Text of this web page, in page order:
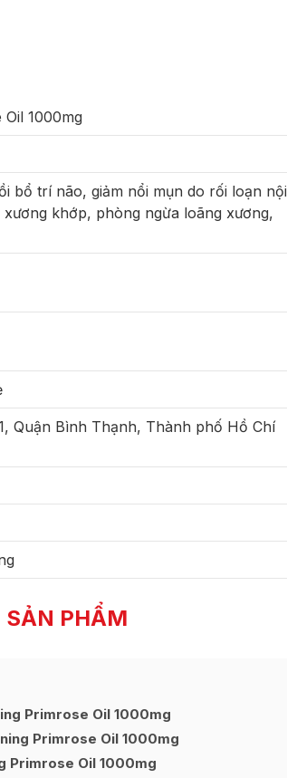
1000mg
bổ trí não, giảm nổi mụn do rối loạn nội
khớp, phòng ngừa loãng xương,
Quận Bình Thạnh, Thành phố Hồ Chí
SẢN PHẨM
Primrose Oil 1000mg
Primrose Oil 1000mg
Primrose Oil 1000mg